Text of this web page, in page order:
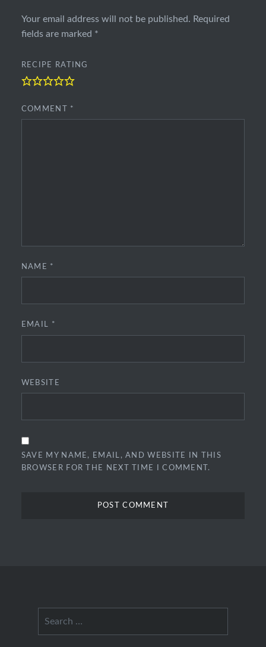
Your email address will not be published. Required
fields are marked *
RECIPE RATING
COMMENT *
NAME *
EMAIL *
WEBSITE
SAVE MY NAME, EMAIL, AND WEBSITE IN THIS
BROWSER FOR THE NEXT TIME I COMMENT.